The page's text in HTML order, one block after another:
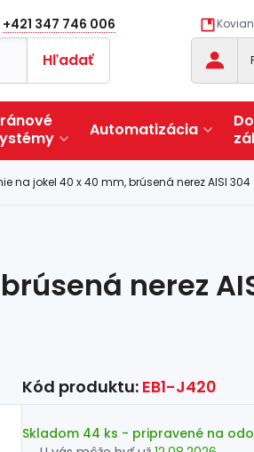
+421 347 746 006
Hľadať
Automatizácia
na jokel 40 x 40 mm, brúsená nerez AISI 304
nerez
Kód produktu: EB1-J420
Skladom 44 ks - pripravené na